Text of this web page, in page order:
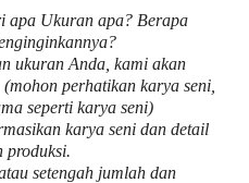
apa Ukuran apa? Berapa
ukuran Anda, kami akan
perhatikan karya seni,
seperti karya seni)
karya seni dan detail
produksi.
setengah jumlah dan